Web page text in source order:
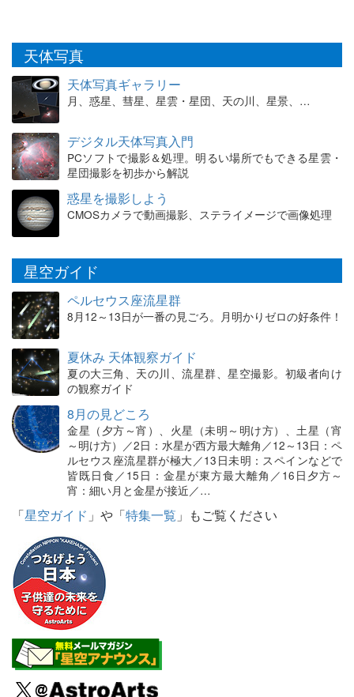
天体写真
天体写真ギャラリー
月、惑星、彗星、星雲・星団、天の川、星景、…
デジタル天体写真入門
PCソフトで撮影＆処理。明るい場所でもできる星雲・
星団撮影を初歩から解説
惑星を撮影しよう
CMOSカメラで動画撮影、ステライメージで画像処理
星空ガイド
ペルセウス座流星群
8月12～13日が一番の見ごろ。月明かりゼロの好条件！
夏休み 天体観察ガイド
夏の大三角、天の川、流星群、星空撮影。初級者向け
の観察ガイド
8月の見どころ
金星（夕方～宵）、火星（未明～明け方）、土星（宵
～明け方）／2日：水星が西方最大離角／12～13日：ペ
ルセウス座流星群が極大／13日未明：スペインなどで
皆既日食／15日：金星が東方最大離角／16日夕方～
宵：細い月と金星が接近／…
「星空ガイド 」や「特集一覧 」もご覧ください